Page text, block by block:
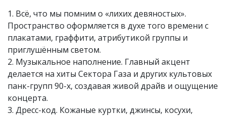
1. Всё, что мы помним о «лихих девяностых».
Пространство оформляется в духе того времени с
плакатами, граффити, атрибутикой группы и
приглушённым светом.
2. Музыкальное наполнение. Главный акцент
делается на хиты Сектора Газа и других культовых
панк-групп 90-х, создавая живой драйв и ощущение
концерта.
3. Дресс-код. Кожаные куртки, джинсы, косухи,